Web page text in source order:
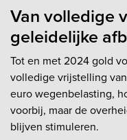
Van volledige
geleidelijke
Tot en met 2024 gold
volledige vrijstelling
euro wegenbelasting,
voorbij, maar de
blijven stimuleren.